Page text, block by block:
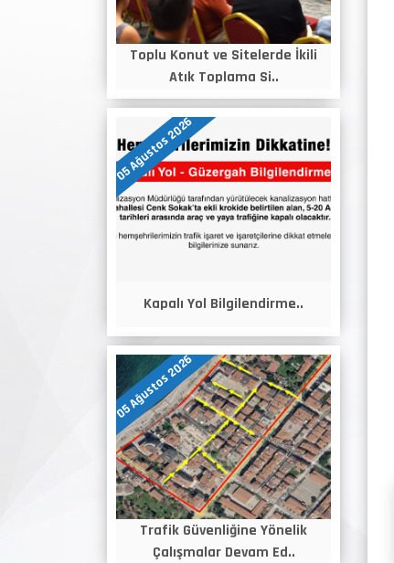
Toplu Konut ve Sitelerde İkili
Atık Toplama Si..
05 Ağustos 2026
Kapalı Yol Bilgilendirme..
05 Ağustos 2026
Trafik Güvenliğine Yönelik
Çalışmalar Devam Ed..